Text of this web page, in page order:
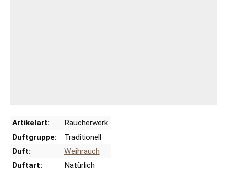
Artikelart:
Räucherwerk
Duftgruppe:
Traditionell
Duft:
Weihrauch
Duftart:
Natürlich